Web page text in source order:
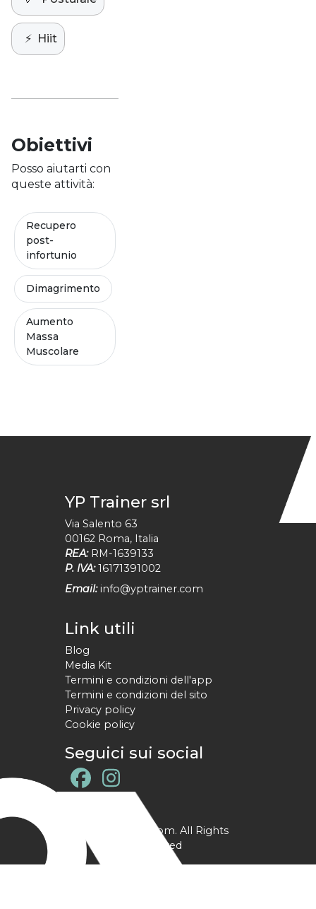
⚡️ Hiit
Obiettivi
Posso aiutarti con
queste attività:
Recupero
post-
infortunio
Dimagrimento
Aumento
Massa
Muscolare
YP Trainer srl
Via Salento 63
00162 Roma, Italia
REA: RM-1639133
P. IVA: 16171391002
Email: info@yptrainer.com
Link utili
Blog
Media Kit
Termini e condizioni dell'app
Termini e condizioni del sito
Privacy policy
Cookie policy
Seguici sui social
@ YPtrainer.com. All Rights
Reserved